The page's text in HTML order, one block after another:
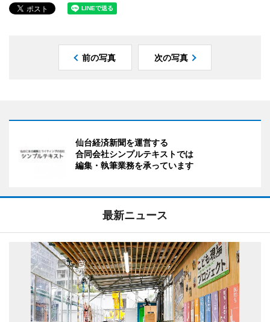
前の写真 次の写真
仙台経済新聞を運営する
合同会社シンプルテキストでは
編集・執筆業務を承っています
最新ニュース